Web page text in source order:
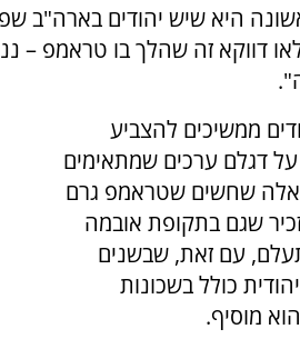
היא שיש יהודים בארה"ב
דווקא זה שהלך בו טראמפ –
ממשיכים להצביע
על דגלם ערכים שמתאימים
שחשים שטראמפ גרם
שגם בתקופת אובמה
עם זאת, שבשנים
כולל בשכונות
מוסיף.